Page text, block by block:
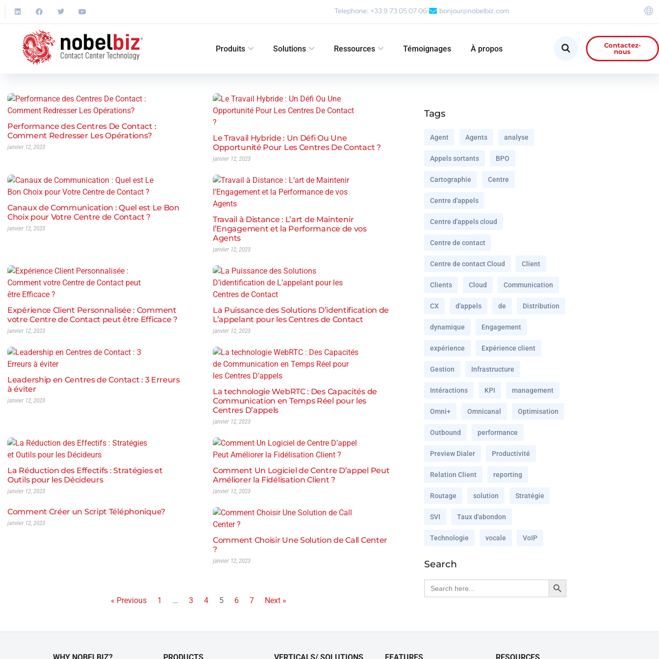
Telephone: +33 9 73 05 07 06 bonjour@nobelbiz.com
Produits Solutions Ressources Témoignages À propos
Contactez-
nous
Performance des Centres De Contact :
Comment Redresser Les Opérations?
janvier 12, 2023
Le Travail Hybride : Un Défi Ou Une
Opportunité Pour Les Centres De Contact ?
janvier 12, 2023
Canaux de Communication : Quel est Le Bon
Choix pour Votre Centre de Contact ?
janvier 12, 2023
Travail à Distance : L’art de Maintenir
l’Engagement et la Performance de vos
Agents
janvier 12, 2023
Expérience Client Personnalisée : Comment
votre Centre de Contact peut être Efficace ?
janvier 12, 2023
La Puissance des Solutions D’identification de
L’appelant pour les Centres de Contact
janvier 12, 2023
Leadership en Centres de Contact : 3 Erreurs
à éviter
janvier 12, 2023
La technologie WebRTC : Des Capacités de
Communication en Temps Réel pour les
Centres D’appels
janvier 12, 2023
La Réduction des Effectifs : Stratégies et
Outils pour les Décideurs
janvier 12, 2023
Comment Un Logiciel de Centre D’appel Peut
Améliorer la Fidélisation Client ?
janvier 12, 2023
Comment Créer un Script Téléphonique?
janvier 12, 2023
Comment Choisir Une Solution de Call Center
?
janvier 12, 2023
« Previous 1 … 3 4 5 6 7 Next »
Tags
Agent Agents analyse
Appels sortants BPO
Cartographie Centre
Centre d'appels
Centre d'appels cloud
Centre de contact
Centre de contact Cloud Client
Clients Cloud Communication
CX d'appels de Distribution
dynamique Engagement
expérience Expérience client
Gestion Infrastructure
Intéractions KPI management
Omni+ Omnicanal Optimisation
Outbound performance
Preview Dialer Productivité
Relation Client reporting
Routage solution Stratégie
SVI Taux d'abondon
Technologie vocale VoIP
Search
Search
for:
Search Button